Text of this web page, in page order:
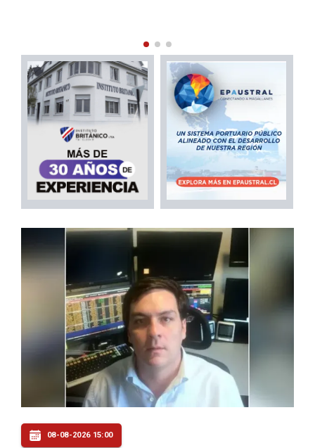
08-08-2026 15:00